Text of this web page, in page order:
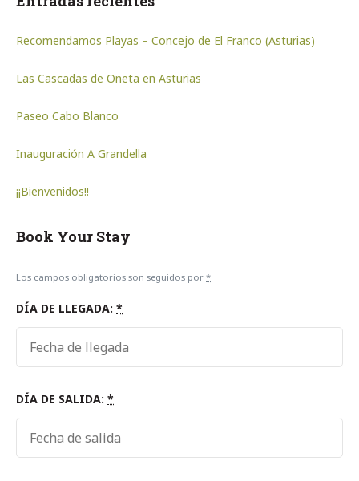
Recomendamos Playas – Concejo de El Franco (Asturias)
Las Cascadas de Oneta en Asturias
Paseo Cabo Blanco
Inauguración A Grandella
¡¡Bienvenidos!!
Book Your Stay
Los campos obligatorios son seguidos por *
DÍA DE LLEGADA: *
DÍA DE SALIDA: *